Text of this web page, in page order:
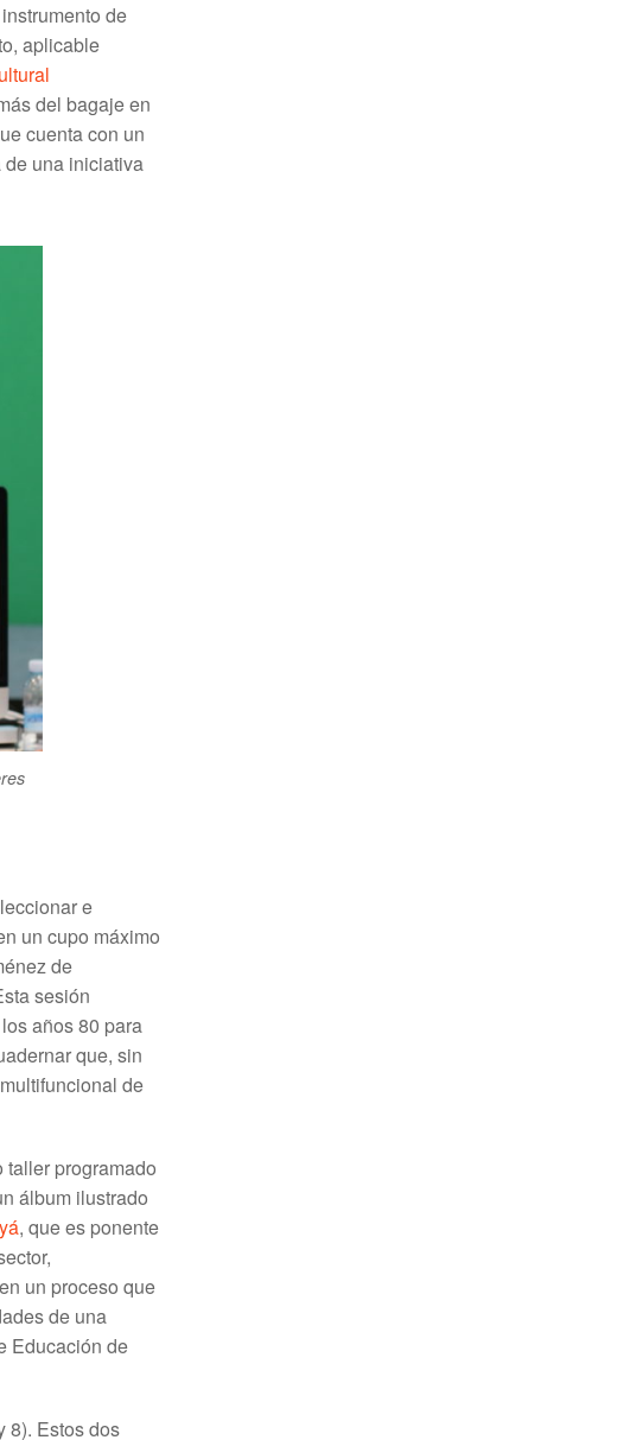
de
aplicable
del bagaje en
cuenta con un
de una iniciativa
e
un cupo máximo
de
sesión
años 80 para
que, sin
de
taller programado
álbum ilustrado
, que es ponente
un proceso que
de una
Educación de
8). Estos dos